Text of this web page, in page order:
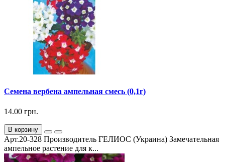
Семена вербена ампельная смесь (0,1г)
14.00 грн.
В корзину
Арт.20-328 Производитель ГЕЛИОС (Украина) Замечательная
ампельное растение для к...